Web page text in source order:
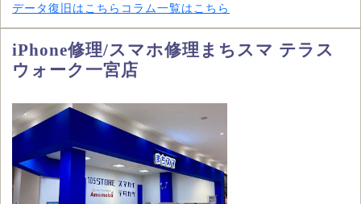
データ復旧はこちら コラム一覧はこちら
iPhone修理/スマホ修理まちスマ テラス
ウォーク一宮店